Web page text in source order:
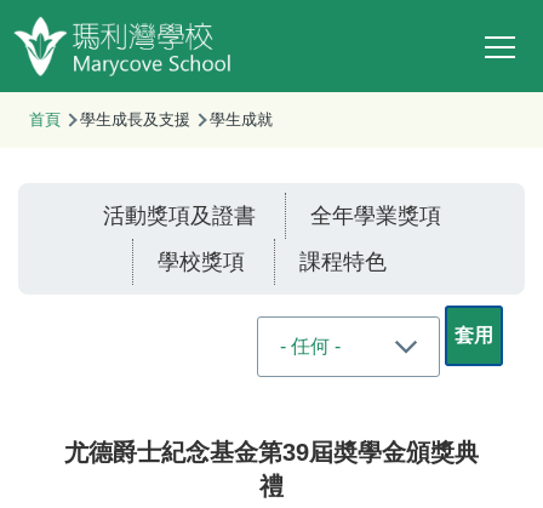
移至主內容
導
首頁 學生成長及支援 學生成就
活動獎項及證書
全年學業獎項
學校獎項
課程特⾊
尤德爵士紀念基金第39屆奬學金頒獎典
禮